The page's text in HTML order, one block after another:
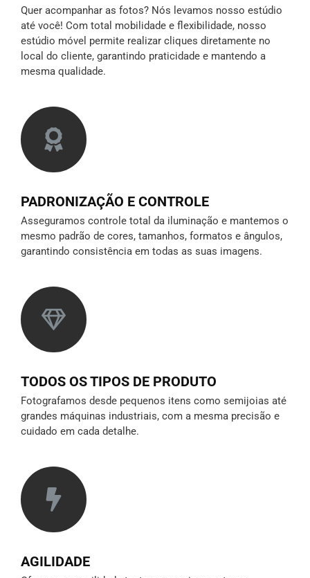
Quer acompanhar as fotos? Nós levamos nosso estúdio
até você! Com total mobilidade e flexibilidade, nosso
estúdio móvel permite realizar cliques diretamente no
local do cliente, garantindo praticidade e mantendo a
mesma qualidade.
PADRONIZAÇÃO E CONTROLE
Asseguramos controle total da iluminação e mantemos o
mesmo padrão de cores, tamanhos, formatos e ângulos,
garantindo consistência em todas as suas imagens.
TODOS OS TIPOS DE PRODUTO
Fotografamos desde pequenos itens como semijoias até
grandes máquinas industriais, com a mesma precisão e
cuidado em cada detalhe.
AGILIDADE